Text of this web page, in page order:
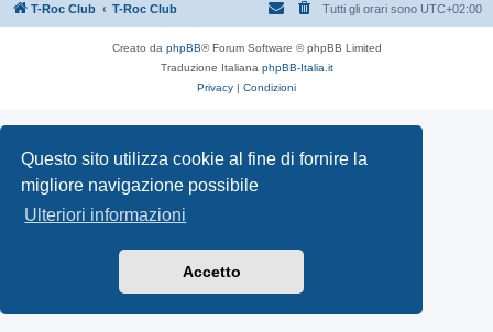
Questo sito utilizza cookie al fine di fornire la
migliore navigazione possibile
Ulteriori informazioni
Accetto
T-Roc Club T-Roc Club Tutti gli orari sono UTC+02:00
Creato da phpBB® Forum Software © phpBB Limited
Traduzione Italiana phpBB-Italia.it
Privacy | Condizioni